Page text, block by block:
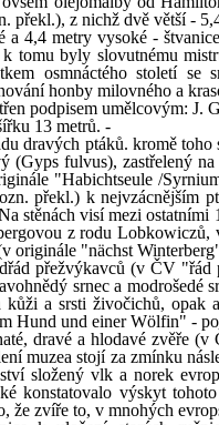
překl.), z nichž dvě větší -
a 4,4 metry vysoké -
tomu byly slovutnému
osmnáctého století se
honby milovného a
podpisem umělcovým:
13 metrů. -
dravých ptáků. kromě
(Gyps fulvus), zastřelený
"Habichtseule /
překl.) k nejvzácnějším
stěnách visí mezi
z rodu
originále "nächst
přežvýkavců (v ČV
srnec a modrošedé
kůži a srsti živočichů,
Hund und einer Wölfin" -
dravé a hlodavé zvěře
muzea stojí za zmínku
složený vlk a norek
konstatovalo výskyt
že zvíře to, v mnohých